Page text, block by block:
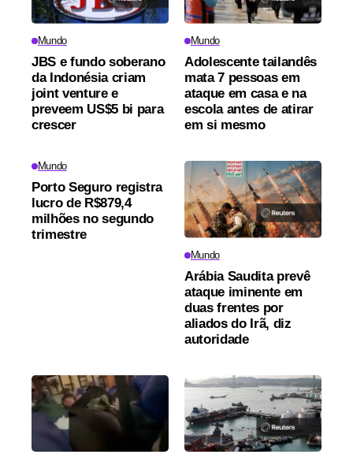
Mundo
JBS e fundo soberano
da Indonésia criam
joint venture e
preveem US$5 bi para
crescer
Mundo
Adolescente tailandês
mata 7 pessoas em
ataque em casa e na
escola antes de atirar
em si mesmo
Mundo
Porto Seguro registra
lucro de R$879,4
milhões no segundo
trimestre
Mundo
Arábia Saudita prevê
ataque iminente em
duas frentes por
aliados do Irã, diz
autoridade